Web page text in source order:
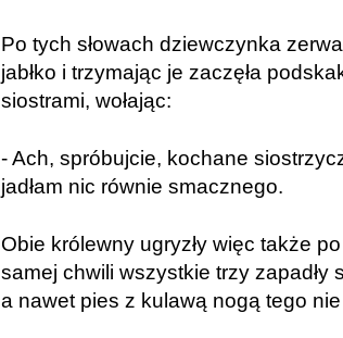
Po tych słowach dziewczynka
jabłko i trzymając je zaczęła
siostrami, wołając:
- Ach, spróbujcie, kochane
jadłam nic równie smacznego.
Obie królewny ugryzły więc także po
samej chwili wszystkie trzy zapadły
a nawet pies z kulawą nogą tego nie